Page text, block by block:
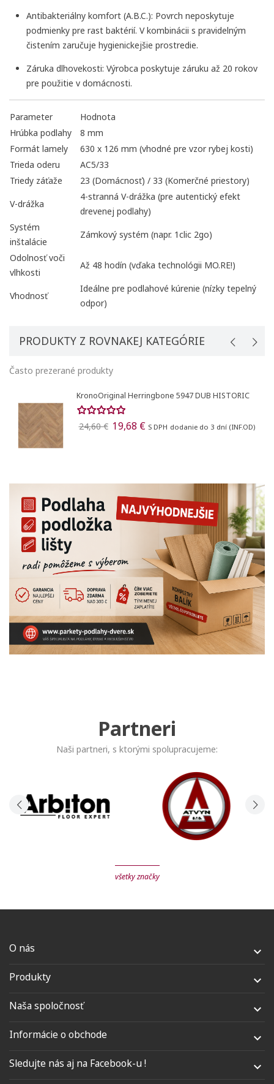
Antibakteriálny komfort (A.B.C.): Povrch neposkytuje
podmienky pre rast baktérií. V kombinácii s pravidelným
čistením zaručuje hygienickejšie prostredie.
Záruka dlhovekosti: Výrobca poskytuje záruku až 20 rokov
pre použitie v domácnosti.
Parameter
Hodnota
Hrúbka podlahy
8 mm
Formát lamely
630 x 126 mm (vhodné pre vzor rybej kosti)
Trieda oderu
AC5/33
Triedy záťaže
23 (Domácnosť) / 33 (Komerčné priestory)
V-drážka
4-stranná V-drážka (pre autentický efekt
drevenej podlahy)
Systém
inštalácie
Zámkový systém (napr. 1clic 2go)
Odolnosť voči
vlhkosti
Až 48 hodín (vďaka technológii MO.RE!)
Vhodnosť
Ideálne pre podlahové kúrenie (nízky tepelný
odpor)
PRODUKTY Z ROVNAKEJ KATEGÓRIE
Často prezerané produkty
KronoOriginal Herringbone 5947 DUB HISTORIC
24,60 € 19,68 € S DPH dodanie do 3 dní (INF.OD)
Partneri
Naši partneri, s ktorými spolupracujeme:
všetky značky
O nás 
Produkty 
Naša spoločnosť 
Informácie o obchode 
Sledujte nás aj na Facebook-u ! 